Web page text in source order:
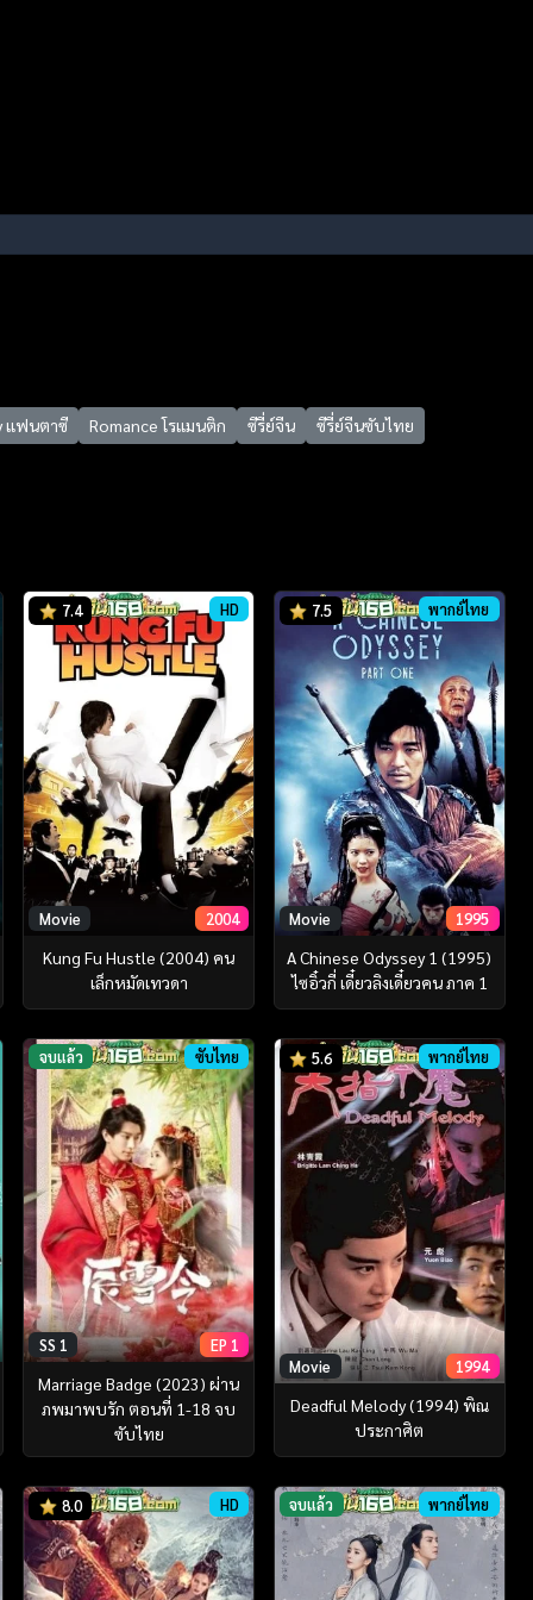
แฟนตาซี Romance โรแมนติก ซีรี่ย์จีน ซีรี่ย์จีนซับไทย
7.4 HD
Movie 2004
Kung Fu Hustle (2004) คน
เล็กหมัดเทวดา
7.5 พากย์ไทย
Movie 1995
A Chinese Odyssey 1 (1995)
ไซอิ๋วกี่ เดี๋ยวลิงเดี๋ยวคน ภาค 1
จบแล้ว ซับไทย
SS 1 EP 1
Marriage Badge (2023) ผ่าน
ภพมาพบรัก ตอนที่ 1-18 จบ
ซับไทย
5.6 พากย์ไทย
Movie 1994
Deadful Melody (1994) พิณ
ประกาศิต
8.0 HD จบแล้ว พากย์ไทย